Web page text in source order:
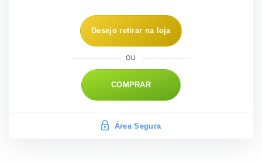
Desejo retirar na loja
COMPRAR
Área Segura